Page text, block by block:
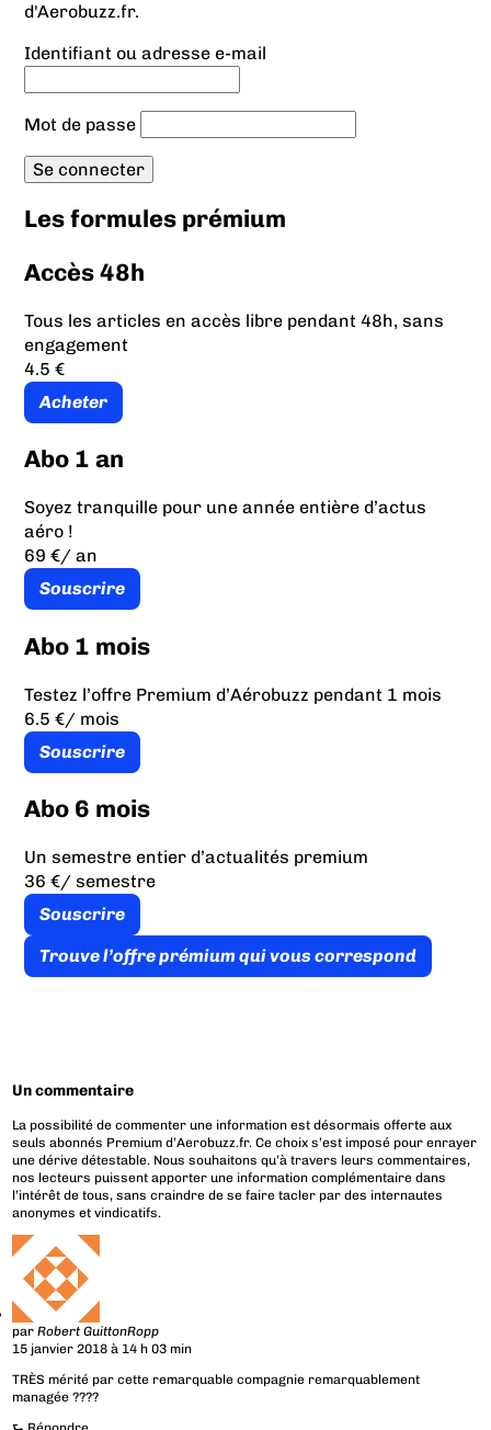
d'Aerobuzz.fr.
Identifiant ou adresse e-mail
Mot de passe
Les formules prémium
Accès 48h
Tous les articles en accès libre pendant 48h, sans
engagement
4.5 €
Acheter
Abo 1 an
Soyez tranquille pour une année entière d’actus
aéro !
69 €/ an
Souscrire
Abo 1 mois
Testez l’offre Premium d’Aérobuzz pendant 1 mois
6.5 €/ mois
Souscrire
Abo 6 mois
Un semestre entier d’actualités premium
36 €/ semestre
Souscrire
Trouve l’offre prémium qui vous correspond
Un commentaire
La possibilité de commenter une information est désormais offerte aux
seuls abonnés Premium d’Aerobuzz.fr. Ce choix s’est imposé pour enrayer
une dérive détestable. Nous souhaitons qu’à travers leurs commentaires,
nos lecteurs puissent apporter une information complémentaire dans
l’intérêt de tous, sans craindre de se faire tacler par des internautes
anonymes et vindicatifs.
parRobert GuittonRopp
15 janvier 2018 à 14 h 03 min
TRÈS mérité par cette remarquable compagnie remarquablement
managée ????